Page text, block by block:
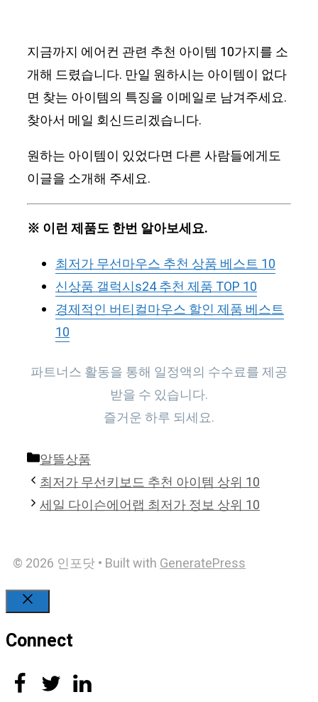
지금까지 에어컨 관련 추천 아이템 10가지를 소
개해 드렸습니다. 만일 원하시는 아이템이 없다
면 찾는 아이템의 특징을 이메일로 남겨주세요.
찾아서 메일 회신드리겠습니다.
원하는 아이템이 있었다면 다른 사람들에게도
이글을 소개해 주세요.
※ 이런 제품도 한번 알아보세요.
최저가 무선마우스 추천 상품 베스트 10
신상품 갤럭시s24 추천 제품 TOP 10
경제적인 버티컬마우스 할인 제품 베스트
10
파트너스 활동을 통해 일정액의 수수료를 제공
받을 수 있습니다.
즐거운 하루 되세요.
Categories
알뜰상품
최저가 무선키보드 추천 아이템 상위 10
세일 다이슨에어랩 최저가 정보 상위 10
© 2026 인포닷• Built withGeneratePress
Connect